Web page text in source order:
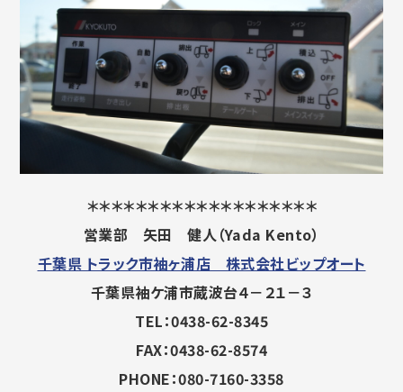
＊＊＊＊＊＊＊＊＊＊＊＊＊＊＊＊＊＊＊
営業部 矢田 健人（Yada Kento）
千葉県 トラック市袖ヶ浦店 株式会社ビップオート
千葉県袖ケ浦市蔵波台４－２１－３
TEL：0438-62-8345
FAX：0438-62-8574
PHONE：080-7160-3358